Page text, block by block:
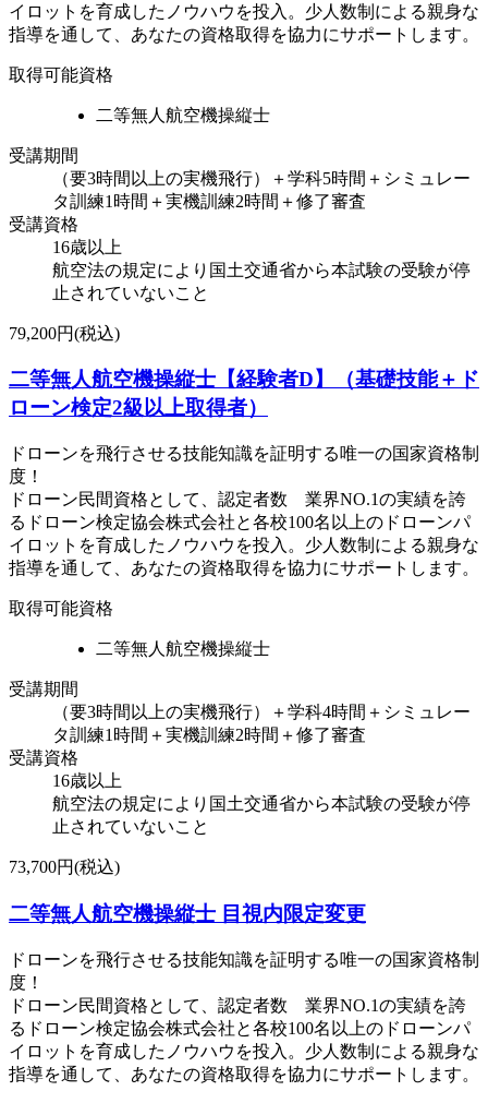
イロットを育成したノウハウを投入。少人数制による親身な
指導を通して、あなたの資格取得を協力にサポートします。
取得可能資格
二等無人航空機操縦士
受講期間
（要3時間以上の実機飛行）＋学科5時間＋シミュレー
タ訓練1時間＋実機訓練2時間＋修了審査
受講資格
16歳以上
航空法の規定により国土交通省から本試験の受験が停
止されていないこと
79,200円(税込)
二等無人航空機操縦士【経験者D】（基礎技能＋ド
ローン検定2級以上取得者）
ドローンを飛行させる技能知識を証明する唯一の国家資格制
度！
ドローン民間資格として、認定者数 業界NO.1の実績を誇
るドローン検定協会株式会社と各校100名以上のドローンパ
イロットを育成したノウハウを投入。少人数制による親身な
指導を通して、あなたの資格取得を協力にサポートします。
取得可能資格
二等無人航空機操縦士
受講期間
（要3時間以上の実機飛行）＋学科4時間＋シミュレー
タ訓練1時間＋実機訓練2時間＋修了審査
受講資格
16歳以上
航空法の規定により国土交通省から本試験の受験が停
止されていないこと
73,700円(税込)
二等無人航空機操縦士 目視内限定変更
ドローンを飛行させる技能知識を証明する唯一の国家資格制
度！
ドローン民間資格として、認定者数 業界NO.1の実績を誇
るドローン検定協会株式会社と各校100名以上のドローンパ
イロットを育成したノウハウを投入。少人数制による親身な
指導を通して、あなたの資格取得を協力にサポートします。